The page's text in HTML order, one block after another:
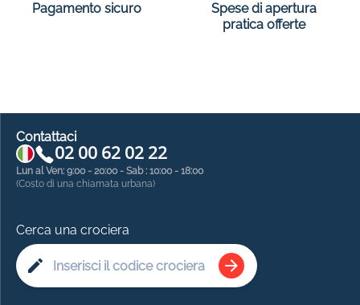
Pagamento sicuro
Spese di apertura
pratica offerte
Contattaci
02 00 62 02 22
Lun al Ven: 9:00 - 20:00 - Sab : 10:00 - 18:00
(Costo di una chiamata urbana)
Cerca una crociera